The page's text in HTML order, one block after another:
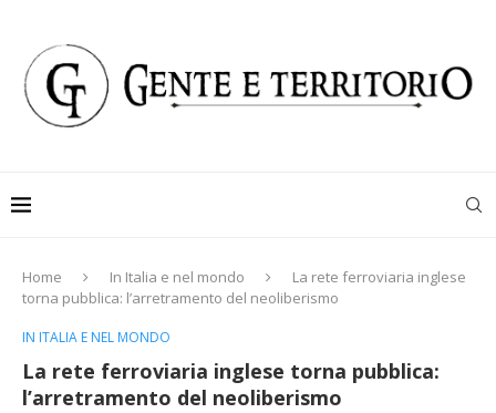
Home In Italia e nel mondo
La rete ferroviaria inglese
torna pubblica: l’arretramento del neoliberismo
IN ITALIA E NEL MONDO
La rete ferroviaria inglese torna pubblica:
l’arretramento del neoliberismo